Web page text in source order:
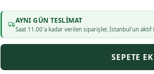
AYNI GÜN TESLIMAT
Saat 11 .00'a kadar verilen siparişler, İstanbul'un
SEPETE